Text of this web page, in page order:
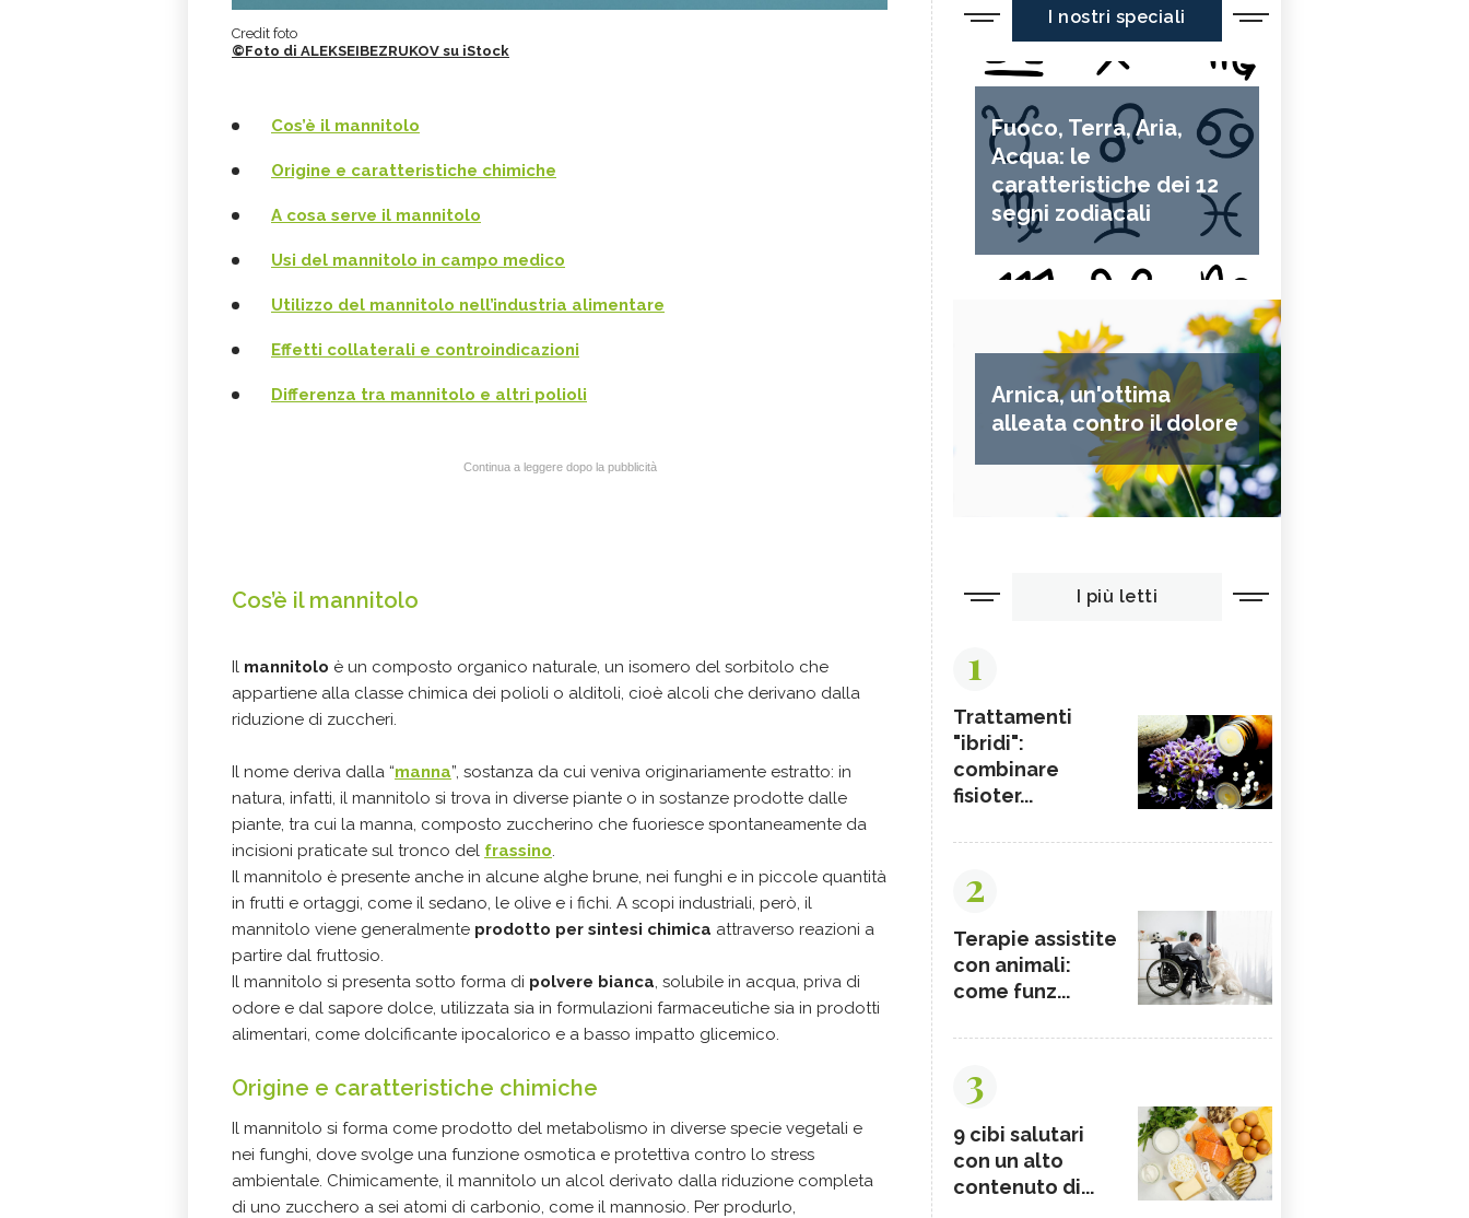
Credit foto
©Foto di ALEKSEIBEZRUKOV su iStock
Cos’è il mannitolo
Origine e caratteristiche chimiche
A cosa serve il mannitolo
Usi del mannitolo in campo medico
Utilizzo del mannitolo nell’industria alimentare
Effetti collaterali e controindicazioni
Differenza tra mannitolo e altri polioli
Continua a leggere dopo la pubblicità
Cos’è il mannitolo
Il mannitolo è un composto organico naturale, un isomero del sorbitolo che
appartiene alla classe chimica dei polioli o alditoli, cioè alcoli che derivano dalla
riduzione di zuccheri.
Il nome deriva dalla “manna”, sostanza da cui veniva originariamente estratto: in
natura, infatti, il mannitolo si trova in diverse piante o in sostanze prodotte dalle
piante, tra cui la manna, composto zuccherino che fuoriesce spontaneamente da
incisioni praticate sul tronco del frassino.
Il mannitolo è presente anche in alcune alghe brune, nei funghi e in piccole quantità
in frutti e ortaggi, come il sedano, le olive e i fichi. A scopi industriali, però, il
mannitolo viene generalmente prodotto per sintesi chimica attraverso reazioni a
partire dal fruttosio.
Il mannitolo si presenta sotto forma di polvere bianca, solubile in acqua, priva di
odore e dal sapore dolce, utilizzata sia in formulazioni farmaceutiche sia in prodotti
alimentari, come dolcificante ipocalorico e a basso impatto glicemico.
Origine e caratteristiche chimiche
Il mannitolo si forma come prodotto del metabolismo in diverse specie vegetali e
nei funghi, dove svolge una funzione osmotica e protettiva contro lo stress
ambientale. Chimicamente, il mannitolo un alcol derivato dalla riduzione completa
di uno zucchero a sei atomi di carbonio, come il mannosio. Per produrlo,
I nostri speciali
Fuoco, Terra, Aria,
Acqua: le
caratteristiche dei 12
segni zodiacali
Arnica, un'ottima
alleata contro il dolore
I più letti
1
Trattamenti
"ibridi":
combinare
fisioter...
2
Terapie assistite
con animali:
come funz...
3
9 cibi salutari
con un alto
contenuto di...